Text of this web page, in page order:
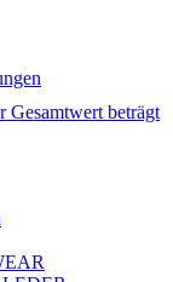
Gesamtwert beträgt